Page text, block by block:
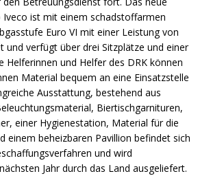
Iveco ist mit einem schadstoffarmen
Euro VI mit einer Leistung von
und verfügt über drei Sitzplätze und einer
Helferinnen und Helfer des DRK können
Material bequem an eine Einsatzstelle
Ausstattung, bestehend aus
Biertischgarnituren,
einer Hygienestation, Material für die
einem beheizbaren Pavillion befindet sich
und wird
Jahr durch das Land ausgeliefert.